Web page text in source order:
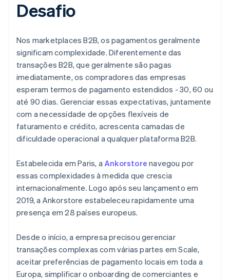
Desafio
Nos marketplaces B2B, os pagamentos geralmente
significam complexidade. Diferentemente das
transações B2B, que geralmente são pagas
imediatamente, os compradores das empresas
esperam termos de pagamento estendidos - 30, 60 ou
até 90 dias. Gerenciar essas expectativas, juntamente
com a necessidade de opções flexíveis de
faturamento e crédito, acrescenta camadas de
dificuldade operacional a qualquer plataforma B2B.
Estabelecida em Paris, a Ankorstore navegou por
essas complexidades à medida que crescia
internacionalmente. Logo após seu lançamento em
2019, a Ankorstore estabeleceu rapidamente uma
presença em 28 países europeus.
Desde o início, a empresa precisou gerenciar
transações complexas com várias partes em Scale,
aceitar preferências de pagamento locais em toda a
Europa, simplificar o onboarding de comerciantes e